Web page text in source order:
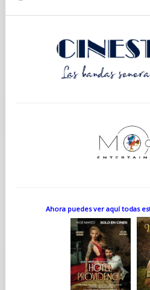
Ahora puedes ver aquí todas